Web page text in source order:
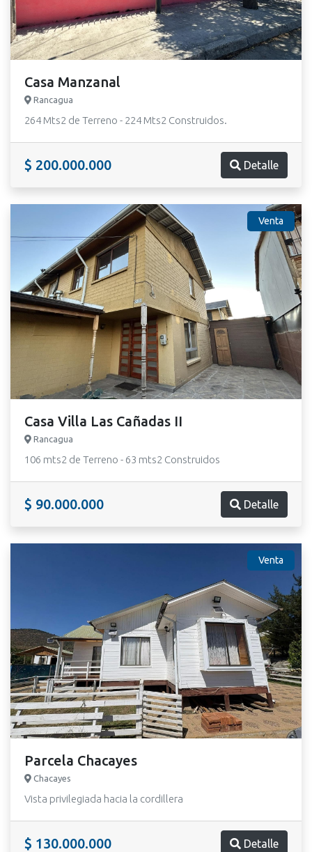
Casa Manzanal
Rancagua
264 Mts2 de Terreno - 224 Mts2 Construidos.
$ 200.000.000 Detalle
Venta
Casa Villa Las Cañadas II
Rancagua
106 mts2 de Terreno - 63 mts2 Construidos
$ 90.000.000 Detalle
Venta
Parcela Chacayes
Chacayes
Vista privilegiada hacia la cordillera
$ 130.000.000 Detalle